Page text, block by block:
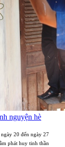
nguyện hè
20 đến ngày 27
phát huy tinh thần